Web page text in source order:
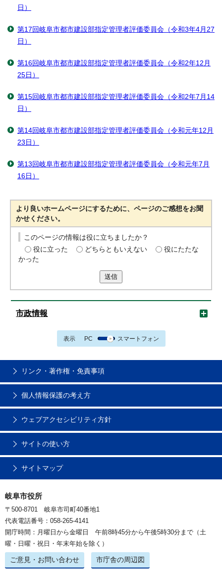
日）
第17回岐阜市都市建設部指定管理者評価委員会（令和3年4月27
日）
第16回岐阜市都市建設部指定管理者評価委員会（令和2年12月
25日）
第15回岐阜市都市建設部指定管理者評価委員会（令和2年7月14
日）
第14回岐阜市都市建設部指定管理者評価委員会（令和元年12月
23日）
第13回岐阜市都市建設部指定管理者評価委員会（令和元年7月
16日）
より良いホームページにするために、ページのご感想をお聞
かせください。
このページの情報は役に立ちましたか？
役に立った
どちらともいえない
役にたたな
かった
送信
市政情報
表示 PC スマートフォン
リンク・著作権・免責事項
個人情報保護の考え方
ウェブアクセシビリティ方針
サイトの使い方
サイトマップ
岐阜市役所
〒500-8701 岐阜市司町40番地1
代表電話番号：058-265-4141
開庁時間：月曜日から金曜日 午前8時45分から午後5時30分まで（土
曜・日曜・祝日・年末年始を除く）
ご意見・お問い合わせ 市庁舎の周辺図